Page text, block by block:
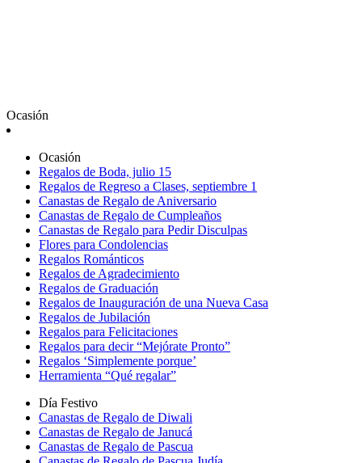
Ocasión
Ocasión
Regalos de Boda, julio 15
Regalos de Regreso a Clases, septiembre 1
Canastas de Regalo de Aniversario
Canastas de Regalo de Cumpleaños
Canastas de Regalo para Pedir Disculpas
Flores para Condolencias
Regalos Románticos
Regalos de Agradecimiento
Regalos de Graduación
Regalos de Inauguración de una Nueva Casa
Regalos de Jubilación
Regalos para Felicitaciones
Regalos para decir “Mejórate Pronto”
Regalos ‘Simplemente porque’
Herramienta “Qué regalar”
Día Festivo
Canastas de Regalo de Diwali
Canastas de Regalo de Janucá
Canastas de Regalo de Pascua